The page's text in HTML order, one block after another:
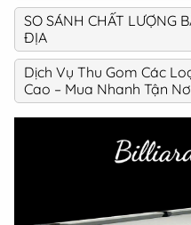
SO SÁNH CHẤT LƯỢNG
ĐỊA
Dịch Vụ Thu Gom Các
Cao – Mua Nhanh Tận